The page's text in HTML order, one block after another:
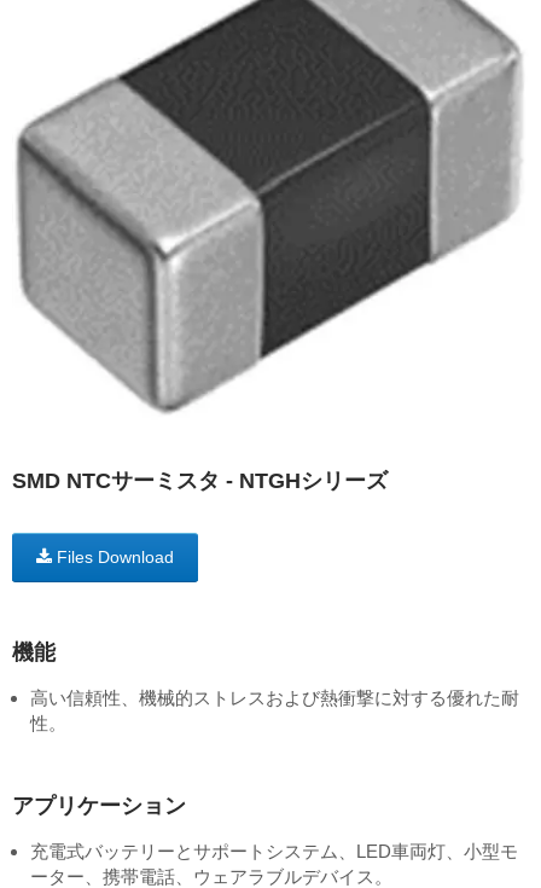
SMD NTCサーミスタ - NTGHシリーズ
Files Download
機能
高い信頼性、機械的ストレスおよび熱衝撃に対する優れた耐
性。
アプリケーション
充電式バッテリーとサポートシステム、LED車両灯、小型モ
ーター、携帯電話、ウェアラブルデバイス。